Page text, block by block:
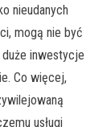
nieudanych
mogą nie być
inwestycje
Co więcej,
usługi